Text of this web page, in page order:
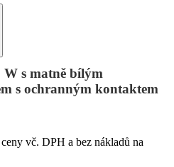
s matně bílým
s ochranným kontaktem
vč. DPH a bez nákladů na